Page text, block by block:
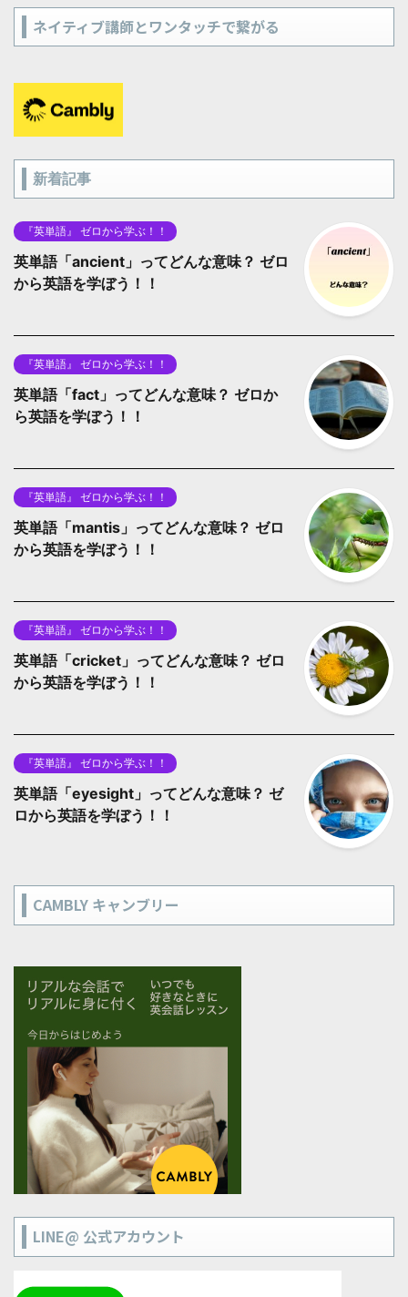
ネイティブ講師とワンタッチで繋がる
新着記事
『英単語』 ゼロから学ぶ！！
英単語「ancient」ってどんな意味？ ゼロ
から英語を学ぼう！！
『英単語』 ゼロから学ぶ！！
英単語「fact」ってどんな意味？ ゼロか
ら英語を学ぼう！！
『英単語』 ゼロから学ぶ！！
英単語「mantis」ってどんな意味？ ゼロ
から英語を学ぼう！！
『英単語』 ゼロから学ぶ！！
英単語「cricket」ってどんな意味？ ゼロ
から英語を学ぼう！！
『英単語』 ゼロから学ぶ！！
英単語「eyesight」ってどんな意味？ ゼ
ロから英語を学ぼう！！
CAMBLY キャンブリー
LINE@ 公式アカウント